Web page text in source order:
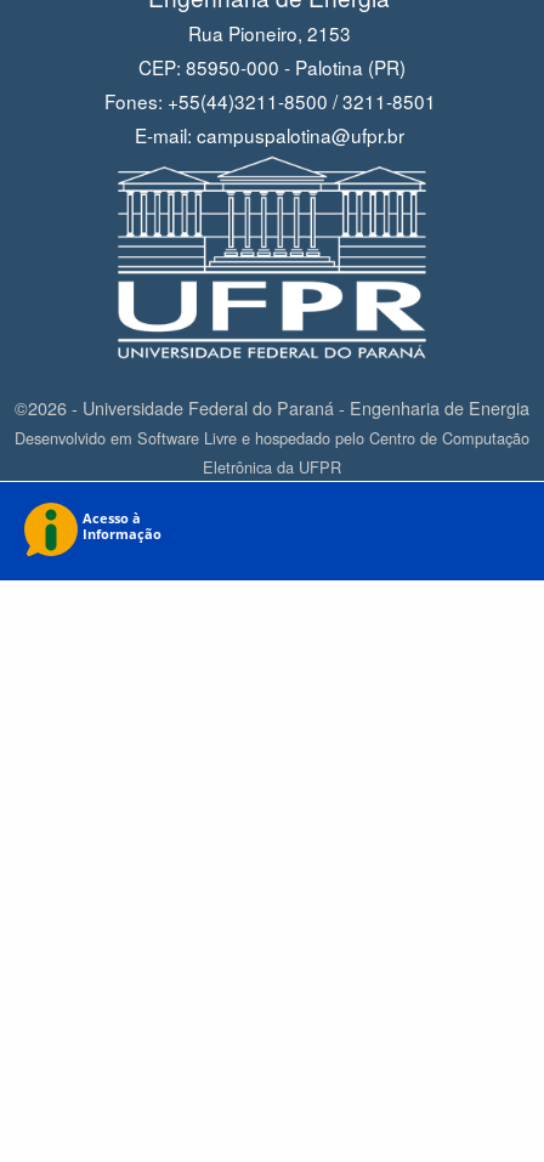
Rua Pioneiro, 2153
CEP: 85950-000 - Palotina (PR)
Fones: +55(44)3211-8500 / 3211-8501
E-mail: campuspalotina@ufpr.br
©2026 - Universidade Federal do Paraná - Engenharia de Energia
Desenvolvido em Software Livre e hospedado pelo Centro de Computação
Eletrônica da UFPR